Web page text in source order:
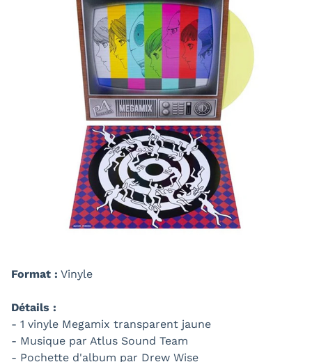
Format : Vinyle
Détails :
- 1 vinyle Megamix transparent jaune
- Musique par Atlus Sound Team
- Pochette d'album par Drew Wise